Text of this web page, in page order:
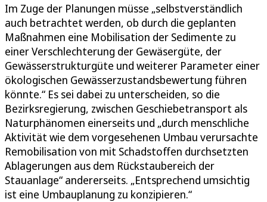
Im Zuge der Planungen müsse „selbstverständlich
auch betrachtet werden, ob durch die geplanten
Maßnahmen eine Mobilisation der Sedimente zu
einer Verschlechterung der Gewäsergüte, der
Gewässerstrukturgüte und weiterer Parameter einer
ökologischen Gewässerzustandsbewertung führen
könnte.“ Es sei dabei zu unterscheiden, so die
Bezirksregierung, zwischen Geschiebetransport als
Naturphänomen einerseits und „durch menschliche
Aktivität wie dem vorgesehenen Umbau verursachte
Remobilisation von mit Schadstoffen durchsetzten
Ablagerungen aus dem Rückstaubereich der
Stauanlage“ andererseits. „Entsprechend umsichtig
ist eine Umbauplanung zu konzipieren.“